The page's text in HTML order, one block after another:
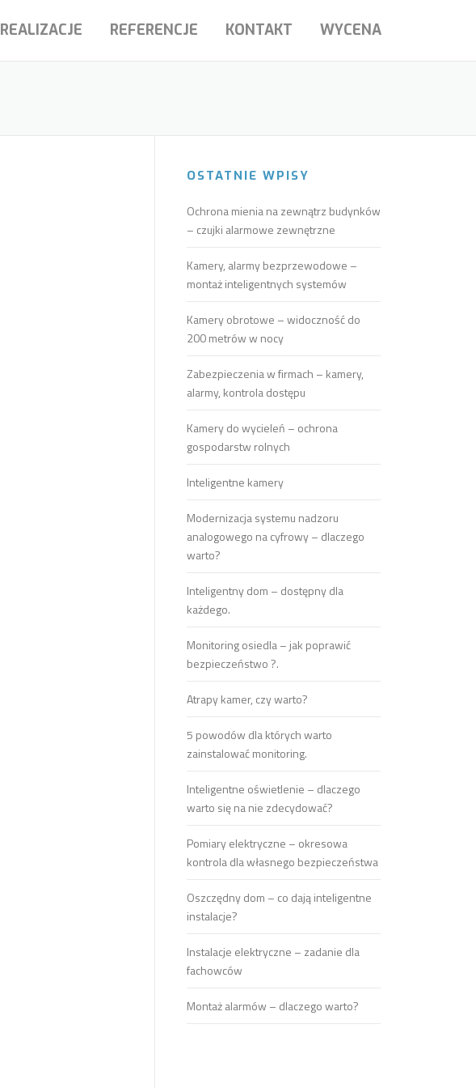
REALIZACJE REFERENCJE KONTAKT WYCENA
OSTATNIE WPISY
Ochrona mienia na zewnątrz budynków
– czujki alarmowe zewnętrzne
Kamery, alarmy bezprzewodowe –
montaż inteligentnych systemów
Kamery obrotowe – widoczność do
200 metrów w nocy
Zabezpieczenia w firmach – kamery,
alarmy, kontrola dostępu
Kamery do wycieleń – ochrona
gospodarstw rolnych
Inteligentne kamery
Modernizacja systemu nadzoru
analogowego na cyfrowy – dlaczego
warto?
Inteligentny dom – dostępny dla
każdego.
Monitoring osiedla – jak poprawić
bezpieczeństwo ?.
Atrapy kamer, czy warto?
5 powodów dla których warto
zainstalować monitoring.
Inteligentne oświetlenie – dlaczego
warto się na nie zdecydować?
Pomiary elektryczne – okresowa
kontrola dla własnego bezpieczeństwa
Oszczędny dom – co dają inteligentne
instalacje?
Instalacje elektryczne – zadanie dla
fachowców
Montaż alarmów – dlaczego warto?